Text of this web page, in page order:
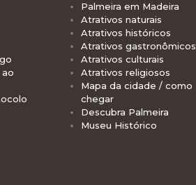
Palmeira em Madeira
Atrativos naturais
Atrativos históricos
Atrativos gastronômicos
Atrativos culturais
Atrativos religiosos
Mapa da cidade / como
chegar
Descubra Palmeira
Museu Histórico